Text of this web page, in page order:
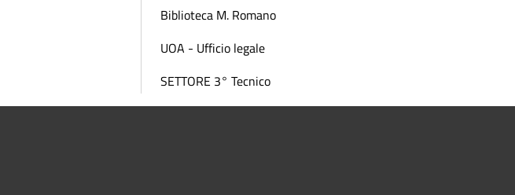
Biblioteca M. Romano
UOA - Ufficio legale
SETTORE 3° Tecnico